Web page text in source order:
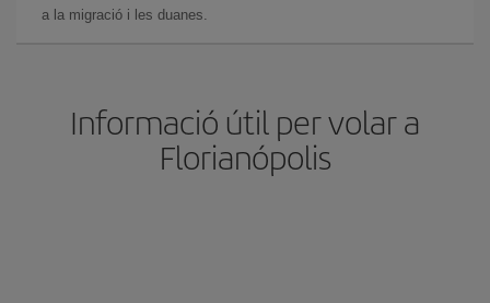
a la migració i les duanes.
Informació útil per volar a
Florianópolis